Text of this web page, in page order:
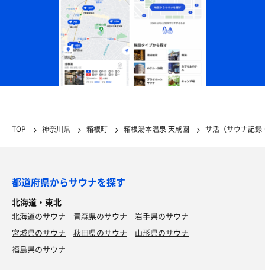
TOP 神奈川県 箱根町 箱根湯本温泉 天成園 サ活（サウナ記録
都道府県からサウナを探す
北海道・東北
北海道のサウナ 青森県のサウナ
岩手県のサウナ
宮城県のサウナ
秋田県のサウナ
山形県のサウナ
福島県のサウナ